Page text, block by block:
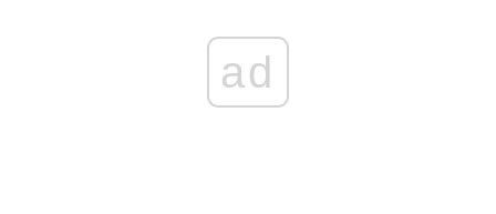
ad